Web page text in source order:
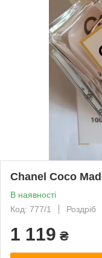
Chanel Coco
В наявності
Код: 777/1
Роздріб
1 119 ₴